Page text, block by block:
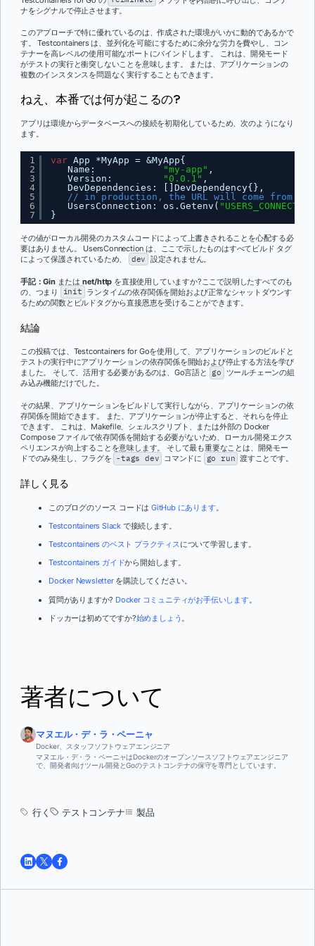
ナをシグナルで停止させます。
このアプローチで特に優れているのは、作成された環境がいかに動的であるかで
す。 Testcontainers は、並列化を可能にするために余分な労力を費やし、コン
テナーを高レベルの使用可能なポートにバインドします。 これは、開発モード
がテストの実行と衝突しないことを意味します。 または、アプリケーションの
複数のインスタンスを問題なく実行することもできます。
ねえ、本番では何が起こるの?
アプリは環境からデータベースへの接続を初期化しているため、次のようになり
ます。
1
2
3
4
5
6
7
var App *MyApp = &MyApp{
Name:
"my-app" ,
Version:
"0.0.1" ,
DevDependencies: []DevDependency{},
// in production, the URL will come from the
UsersConnection: os.Getenv(
}
その値がローカル開発のカスタムコードによって上書きされることを心配する必
要はありません。 UsersConnection は、ここで示したものはすべてビルド タグ
によって保護されているため、
dev 設定されません。
手記：Ginまたは net/http を直接使用していますか?ここで説明したすべてのも
の、つまり
init ランタイムの依存関係を開始および正常なシャットダウンす
るための関数とビルドタグから直接恩恵を受けることができます。
結論
この投稿では、Testcontainers for Goを使用して、アプリケーションのビルドと
テストの実行中にアプリケーションの依存関係を開始および停止する方法を学び
ました。 そして、活用する必要があるのは、Go言語と
go
ツールチェーンの組
み込み機能だけでした。
その結果、アプリケーションをビルドして実行しながら、アプリケーションの依
存関係を開始できます。 また、アプリケーションが停止すると、それらを停止
できます。 これは、Makefile、シェルスクリプト、または外部の Docker
Compose ファイルで依存関係を開始する必要がないため、ローカル開発エクス
ペリエンスが向上することを意味します。 そして最も重要なことは、開発モー
ドでのみ発生し、フラグを -tags dev コマンドに go run 渡すことです。
詳しく見る
このブログのソース コードはGitHub にあります。
Testcontainers Slack で接続します。
Testcontainers のベスト プラクティスについて学習します。
Testcontainers ガイドから開始します。
Docker Newsletterを購読してください。
質問がありますか? Docker コミュニティがお手伝いします。
ドッカーは初めてですか?始めましょう 。
著者について
マヌエル・デ・ラ・ペーニャ
Docker、スタッフソフトウェアエンジニア
マヌエル・デ・ラ・ペーニャはDockerのオープンソースソフトウェアエンジニア
で、開発者向けツール開発とGoのテストコンテナの保守を専門としています。
行く テストコンテナ 製品